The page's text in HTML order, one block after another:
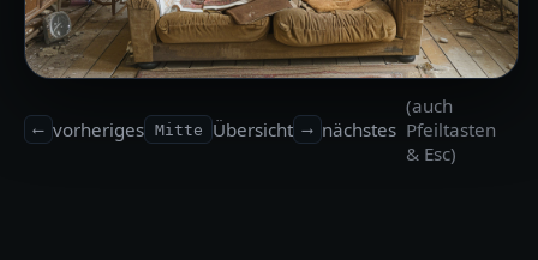
⟵ vorheriges Mitte Übersicht ⟶ nächstes
(auch
Pfeiltasten
& Esc)